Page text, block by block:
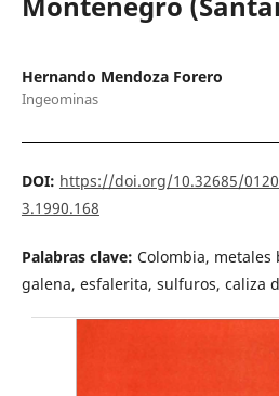
Hernando Mendoza Forero
Ingeominas
DOI: https://doi.org/10.32685/
3.1990.168
Palabras clave: Colombia, metales
galena, esfalerita, sulfuros, caliza